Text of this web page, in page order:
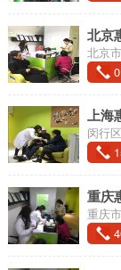
北京
北京
上海
闵行
重庆
重庆